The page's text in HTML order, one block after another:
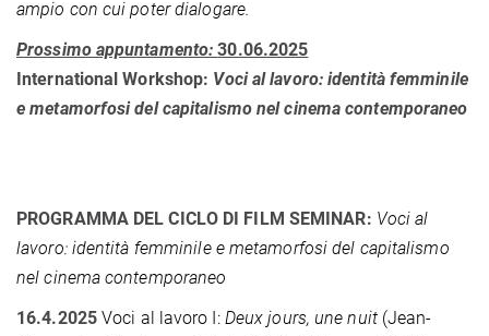
ampio con cui poter dialogare.
Prossimo appuntamento:30.06.2025
International Workshop: Voci al lavoro: identità femminile
e metamorfosi del capitalismo nel cinema contemporaneo
PROGRAMMA DEL CICLO DI FILM SEMINAR: Voci al
lavoro: identità femminile e metamorfosi del capitalismo
nel cinema contemporaneo
16.4.2025 Voci al lavoro I: Deux jours, une nuit (Jean-